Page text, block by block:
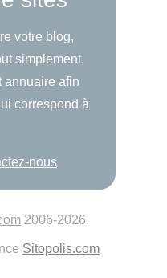
votre blog,
simplement,
annuaire afin
correspond à
nous
2006-2026.
Sitopolis.com